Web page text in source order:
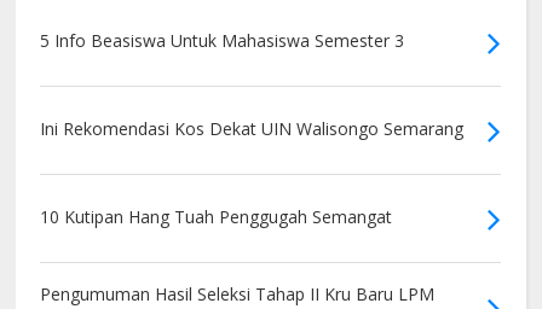
5 Info Beasiswa Untuk Mahasiswa Semester 3
Ini Rekomendasi Kos Dekat UIN Walisongo Semarang
10 Kutipan Hang Tuah Penggugah Semangat
Pengumuman Hasil Seleksi Tahap II Kru Baru LPM